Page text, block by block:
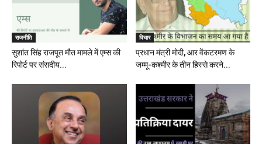
राजनीति
सुशांत सिंह राजपूत मौत मामले में एम्स की
रिपोर्ट पर संसदीय...
विचार
प्रधान मंत्री मोदी, आर वेंकटरमण के
जम्मू-कश्मीर के तीन हिस्से करने...